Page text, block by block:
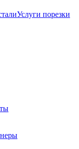
Услуги порезки